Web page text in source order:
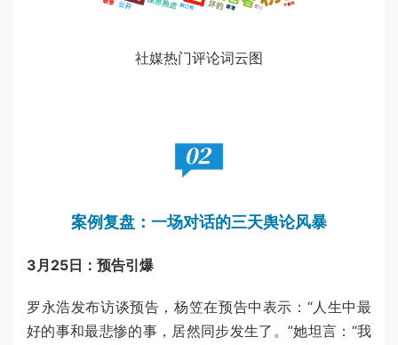
社媒热门评论词云图
案例复盘：一场对话的三天舆论风暴
3月25日：预告引爆
罗永浩发布访谈预告，杨笠在预告中表示：“人生中最
好的事和最悲惨的事，居然同步发生了。”她坦言：“我